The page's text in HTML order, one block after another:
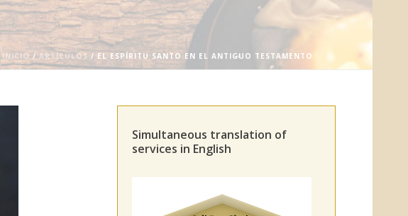
INICIO /ARTÍCULOS / EL ESPÍRITU SANTO EN EL ANTIGUO TESTAMENTO
Simultaneous translation of
services in English